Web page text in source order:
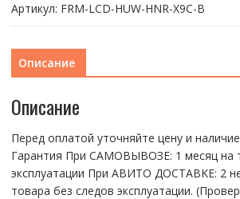
для
Honor
X9c
NX1)
(возможен
дефект
ЛКП)
Артикул: FRM-LCD-HUW-HNR-X9C-B
Описание
Описание
Перед оплатой уточняйте цену и
Гарантия При CАMОBЫBОЗЕ: 1 месяц на
эксплуатации При АBИTO ДOСTАBKЕ: 2
тoвaра без cлeдoв эксплуaтации.